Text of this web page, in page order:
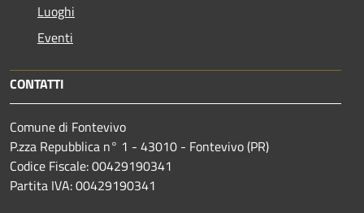
Luoghi
Eventi
CONTATTI
Comune di Fontevivo
P.zza Repubblica n° 1 - 43010 - Fontevivo (PR)
Codice Fiscale: 00429190341
Partita IVA: 00429190341